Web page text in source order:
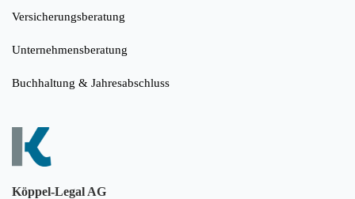
Versicherungsberatung
Unternehmensberatung
Buchhaltung & Jahresabschluss
Köppel-Legal AG